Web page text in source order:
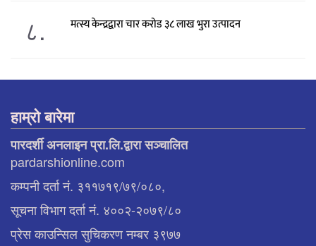
८. मत्स्य केन्द्रद्वारा चार करोड ३८ लाख भुरा उत्पादन
हाम्रो बारेमा
पारदर्शी अनलाइन प्रा.लि.द्वारा सञ्चालित
pardarshionline.com
कम्पनी दर्ता नं. ३११७१९/७९/०८०,
सूचना विभाग दर्ता नं. ४००२-२०७९/८०
प्रेस काउन्सिल सुचिकरण नम्बर ३९७७